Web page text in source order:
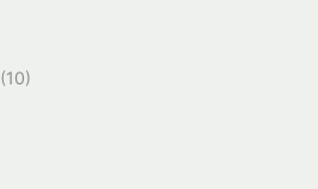
(10)